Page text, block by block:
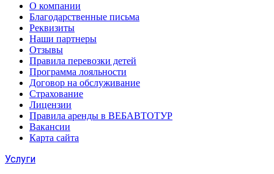
О компании
Благодарственные письма
Реквизиты
Наши партнеры
Отзывы
Правила перевозки детей
Программа лояльности
Договор на обслуживание
Страхование
Лицензии
Правила аренды в ВЕБАВТОТУР
Вакансии
Карта сайта
Услуги